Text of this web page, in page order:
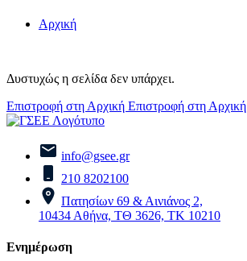
Αρχική
Δυστυχώς η σελίδα δεν υπάρχει.
Επιστροφή στη Αρχική Επιστροφή στη Αρχική
info@gsee.gr
210 8202100
Πατησίων 69 & Αινιάνος 2,
10434 Αθήνα, ΤΘ 3626, ΤΚ 10210
Ενημέρωση